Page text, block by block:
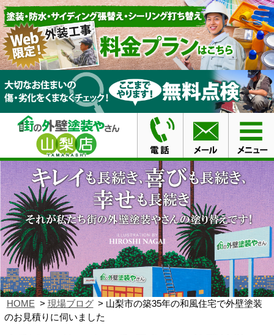
HOME 現場ブログ
山梨市の築35年の和風住宅で外壁塗装
のお見積りに伺いました